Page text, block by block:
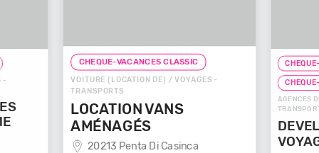
-
CHEQUE-VACANCES CLASSIC
VOITURE (LOCATION DE) / VOYAGES -
TRANSPORTS
LOCATION VANS
AMÉNAGÉS
20213 Penta Di Casinca
AGENCES